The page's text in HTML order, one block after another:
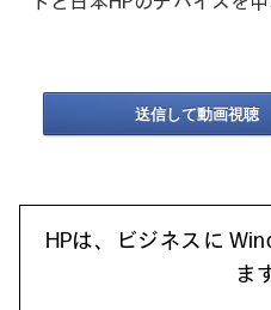
送信して動画視聴
HPは、ビジネスに
ま